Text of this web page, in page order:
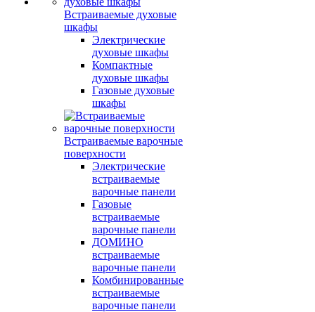
Встраиваемые духовые
шкафы
Электрические
духовые шкафы
Компактные
духовые шкафы
Газовые духовые
шкафы
Встраиваемые варочные
поверхности
Электрические
встраиваемые
варочные панели
Газовые
встраиваемые
варочные панели
ДОМИНО
встраиваемые
варочные панели
Комбинированные
встраиваемые
варочные панели